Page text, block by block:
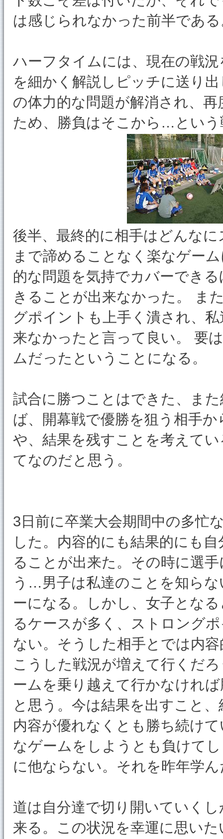
は感じられなかった前半であ
ハーフタイムには、現在の戦
を細かく解説しピッチに送り
の体力的な問題が解消され、
ため、勝負はそこから…という
後半、最終的に相手はどんな
まで諦めることなく楽なゲー
的な問題を気持でカバーでき
きることが出来なかった。 ま
グポイントも上手く潰され、
来なかったと言って良い。 要
ムだったということになる。
試合に勝つことはできた、ま
ば、開幕戦で優勝を狙う相手
や、結果を残すことを考えて
てなのだと思う。
3日前に卒業大会期間中の多忙
した。内容的にも結果的にも
ることが出来た。その時に選
う…男子は私達のことを知ら
ーになる。しかし、女子とな
るケースが多く、ストロング
ない。そうした相手とでは内
こうした戦況が増えて行くだ
ームを乗り越えて行かなけれ
と思う。今は結果を出すこと
内容が優れなくとも勝ち続け
なゲームをしようとも負けて
に他ならない。それを昨年学
道は自分達で切り開いていく
来る。この状況を幸運に思いた